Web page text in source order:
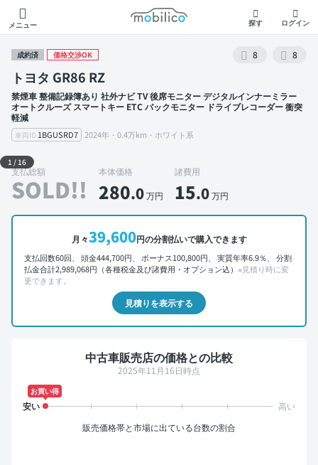
メニュー
モビリコ
探す ログイン
成約済 価格交渉OK 8 8
トヨタ GR86 RZ
禁煙車 整備記録簿あり 社外ナビ TV 後席モニター デジタルインナーミラー
オートクルーズ スマートキー ETC バックモニター ドライブレコーダー 衝突
軽減
車両ID 1BGUSRD7 2024年・0.4万km・ホワイト系
外装 左前
1 /16
支払総額
SOLD!!
本体価格
280.0万円
諸費用
15.0万円
月々39,600円の分割払いで購入できます
支払回数60回、 頭金444,700円、 ボーナス100,800円、 実質年率6.9％、 分割
払金合計2,989,068円（各種税金及び諸費用・オプション込） ※見積り時に変
更できます。
見積りを表示する
中古車販売店の価格との比較
2025年11月16日時点
お買い得
販売価格帯と市場に出ている台数の割合